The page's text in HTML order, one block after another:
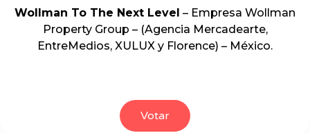
Wollman To The Next Level – Empresa Wollman
Property Group – (Agencia Mercadearte,
EntreMedios, XULUX y Florence) – México.
Votar